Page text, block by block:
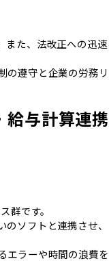
また、法改正への迅速
の遵守と企業の労務リ
与計算連携
群です。
ソフトと連携させ、
エラーや時間の浪費を